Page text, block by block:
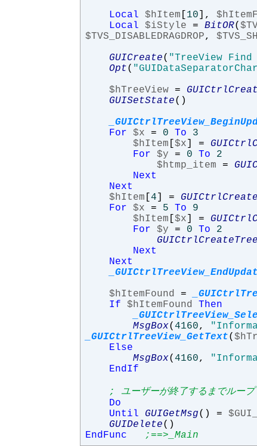
Local
$hItem [ 10 ],
Local
$iStyle = BitOR(
$TVS_DISABLEDRAGDROP,
GUICreate( "TreeView Find
Opt(
$hTreeView =
GUISetState()
For
$x = 0 To
3
$hItem [$x ] =
For
$y = 0 To
2
$htmp_item
=
Next
Next
$hItem [4 ] =
For
$x = 5 To
9
$hItem [$x ] =
For
$y = 0 To
2
Next
Next
$hItemFound
=
If
$hItemFound
Then
MsgBox(4160,
_GUICtrlTreeView_GetText(
Else
MsgBox(4160,
EndIf
; ユーザーが終了するまでループ
Do
Until
GUIGetMsg() =
GUIDelete()
EndFunc
;==>_Main